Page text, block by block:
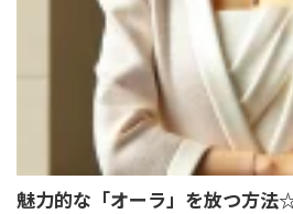
魅力的な「オーラ」を放つ方法